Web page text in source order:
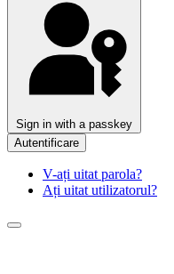
Sign in with a passkey
Autentificare
V-ați uitat parola?
Ați uitat utilizatorul?